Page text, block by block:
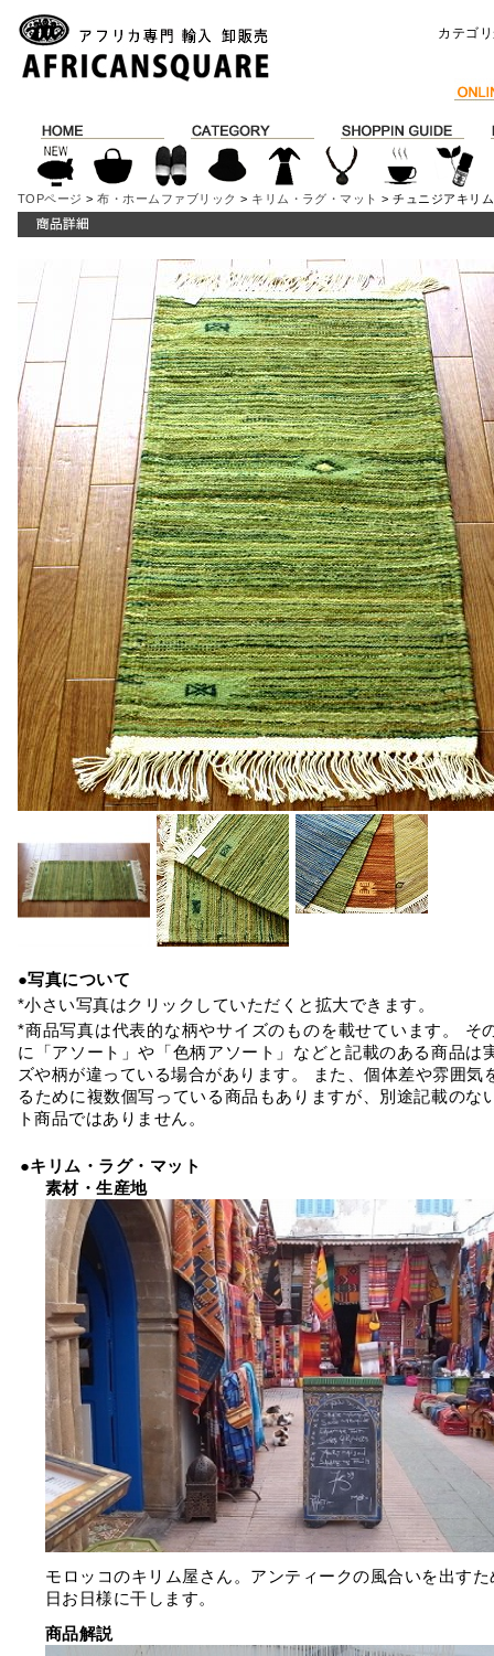
カテゴ
TOPページ >布・ホームファブリック > キリム・ラグ・マット > チュニジアキリ
●写真について
*小さい写真はクリックしていただくと拡大できます。
*商品写真は代表的な柄やサイズのものを載せています。 そ
に「アソート」や「色柄アソート」などと記載のある商品は
ズや柄が違っている場合があります。 また、個体差や雰囲気
るために複数個写っている商品もありますが、別途記載のな
ト商品ではありません。
●キリム・ラグ・マット
素材・生産地
モロッコのキリム屋さん。アンティークの風合いを出す
日お日様に干します。
商品解説